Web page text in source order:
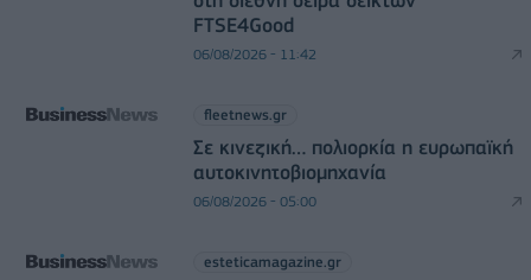
FTSE4Good
06/08/2026 - 11:42
fleetnews.gr
Σε κινεζική… πολιορκία η ευρωπαϊκή
αυτοκινητοβιομηχανία
06/08/2026 - 05:00
esteticamagazine.gr